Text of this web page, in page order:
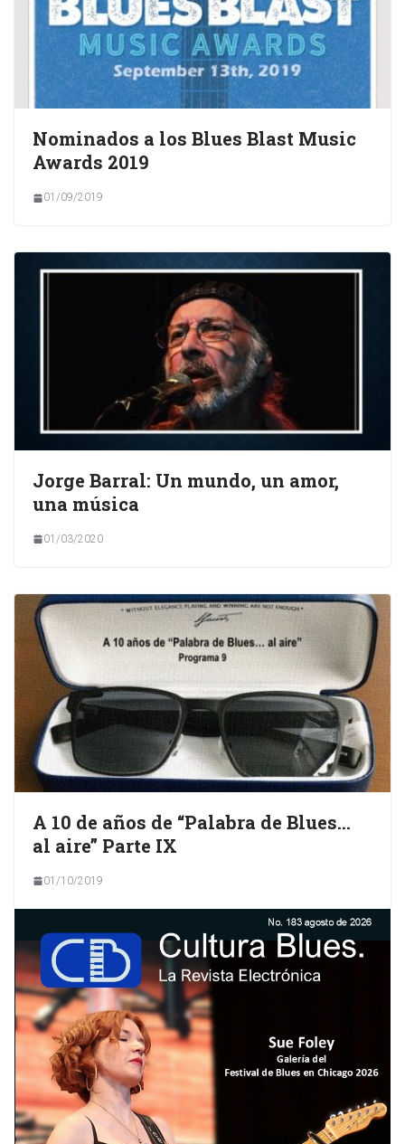
Nominados a los Blues Blast Music
Awards 2019
01/09/2019
Jorge Barral: Un mundo, un amor,
una música
01/03/2020
A 10 de años de “Palabra de Blues…
al aire” Parte IX
01/10/2019